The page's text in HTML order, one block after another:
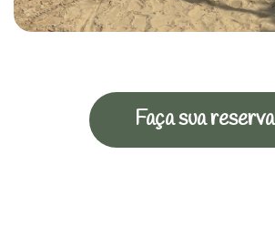
Faça sua reserva